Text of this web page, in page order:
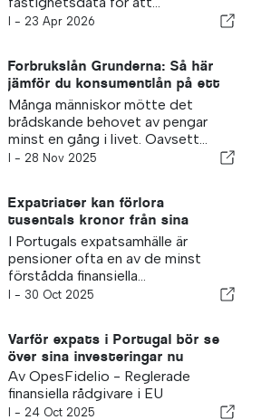
I - 23 Apr 2026
Forbrukslån Grunderna: Så här
jämför du konsumentlån på ett
smart sätt
Många människor mötte det
brådskande behovet av pengar
minst en gång i livet. Oavsett...
I - 28 Nov 2025
Expatriater kan förlora
tusentals kronor från sina
pensioner utan att veta om det
I Portugals expatsamhälle är
pensioner ofta en av de minst
förstådda finansiella...
I - 30 Oct 2025
Varför expats i Portugal bör se
över sina investeringar nu
Av OpesFidelio - Reglerade
finansiella rådgivare i EU
I - 24 Oct 2025